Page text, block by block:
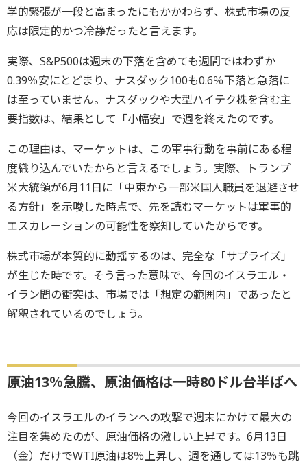
学的緊張が一段と高まったにもかかわらず、株式市場の反
応は限定的かつ冷静だったと言えます。
実際、S&P500は週末の下落を含めても週間ではわずか
0.39％安にとどまり、ナスダック100も0.6％下落と急落に
は至っていません。ナスダックや大型ハイテク株を含む主
要指数は、結果として「小幅安」で週を終えたのです。
この理由は、マーケットは、この軍事行動を事前にある程
度織り込んでいたからと言えるでしょう。実際、トランプ
米大統領が6月11日に「中東から一部米国人職員を退避させ
る方針」を示唆した時点で、先を読むマーケットは軍事的
エスカレーションの可能性を察知していたからです。
株式市場が本質的に動揺するのは、完全な「サプライズ」
が生じた時です。そう言った意味で、今回のイスラエル・
イラン間の衝突は、市場では「想定の範囲内」であったと
解釈されているのでしょう。
原油13％急騰、原油価格は一時80ドル台半ばへ
今回のイスラエルのイランへの攻撃で週末にかけて最大の
注目を集めたのが、原油価格の激しい上昇です。6月13日
（金）だけでWTI原油は8％上昇し、週を通しては13％も跳